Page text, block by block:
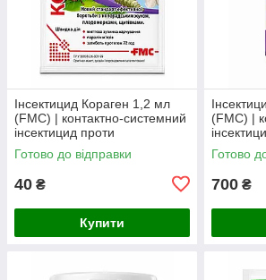
Інсектицид Кораген 1,2 мл
(FMC) | контактно-системний
інсектицид проти
колорадського жука,
плодожерок, листовійок і
Готово до відправки
40 ₴
Купити
(FMC) |
Готово
700 ₴